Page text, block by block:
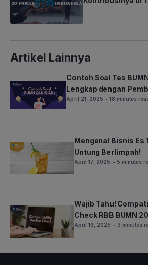
Artikel Lainnya
Contoh Soal Tes
Lengkap dengan
April 21, 2025 • 18 minutes
Mengenal Bisnis Es
Untung Berlimpah!
April 17, 2025 • 5 minutes
Wajib Tahu!
Check RBB BUMN
April 16, 2025 • 3 minutes